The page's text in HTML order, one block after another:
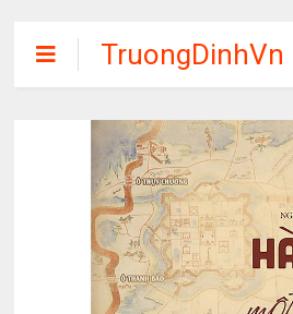
TruongDinhVn
Chia sẽ ebook,
các khóa học,
phần mềm học
tập miễn phí